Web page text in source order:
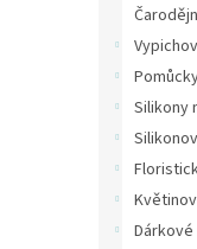
Silikony